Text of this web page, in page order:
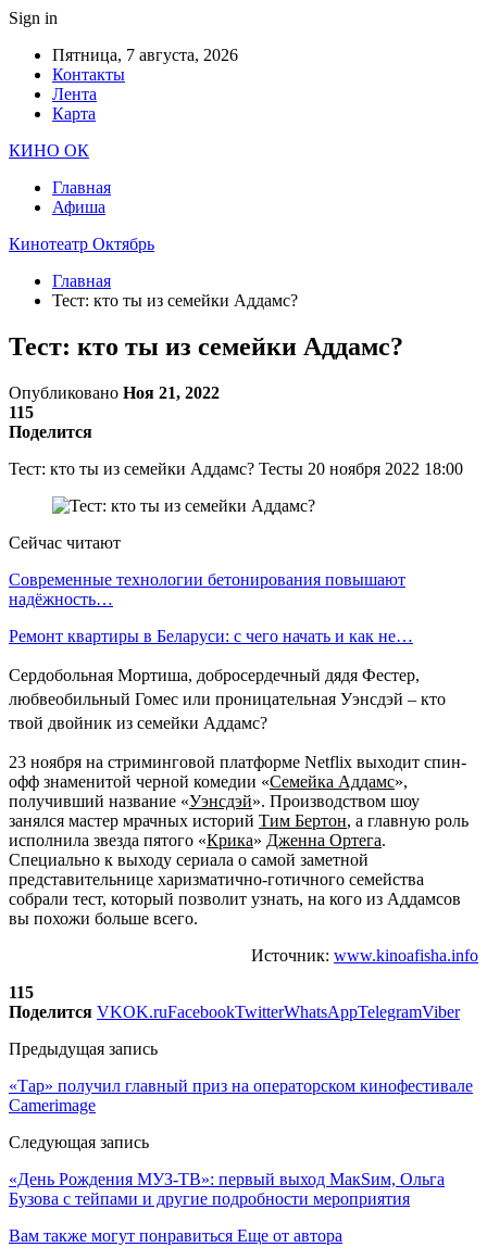
Sign in
Пятница, 7 августа, 2026
Контакты
Лента
Карта
КИНО ОК
Главная
Афиша
Кинотеатр Октябрь
Главная
Тест: кто ты из семейки Аддамс?
Тест: кто ты из семейки Аддамс?
Опубликовано Ноя 21, 2022
115
Поделится
Тест: кто ты из семейки Аддамс? Тесты 20 ноября 2022 18:00
Сейчас читают
Современные технологии бетонирования повышают
надёжность…
Ремонт квартиры в Беларуси: с чего начать и как не…
Сердобольная Мортиша, добросердечный дядя Фестер,
любвеобильный Гомес или проницательная Уэнсдэй – кто
твой двойник из семейки Аддамс?
23 ноября на стриминговой платформе Netflix выходит спин-
офф знаменитой черной комедии «Семейка Аддамс»,
получивший название «Уэнсдэй». Производством шоу
занялся мастер мрачных историй Тим Бертон, а главную роль
исполнила звезда пятого «Крика» Дженна Ортега.
Специально к выходу сериала о самой заметной
представительнице харизматично-готичного семейства
собрали тест, который позволит узнать, на кого из Аддамсов
вы похожи больше всего.
Источник: www.kinoafisha.info
115
Поделится VKOK.ruFacebookTwitterWhatsAppTelegramViber
Предыдущая запись
«Тар» получил главный приз на операторском кинофестивале
Camerimage
Следующая запись
«День Рождения МУЗ-ТВ»: первый выход МакSим, Ольга
Бузова с тейпами и другие подробности мероприятия
Вам также могут понравиться Еще от автора